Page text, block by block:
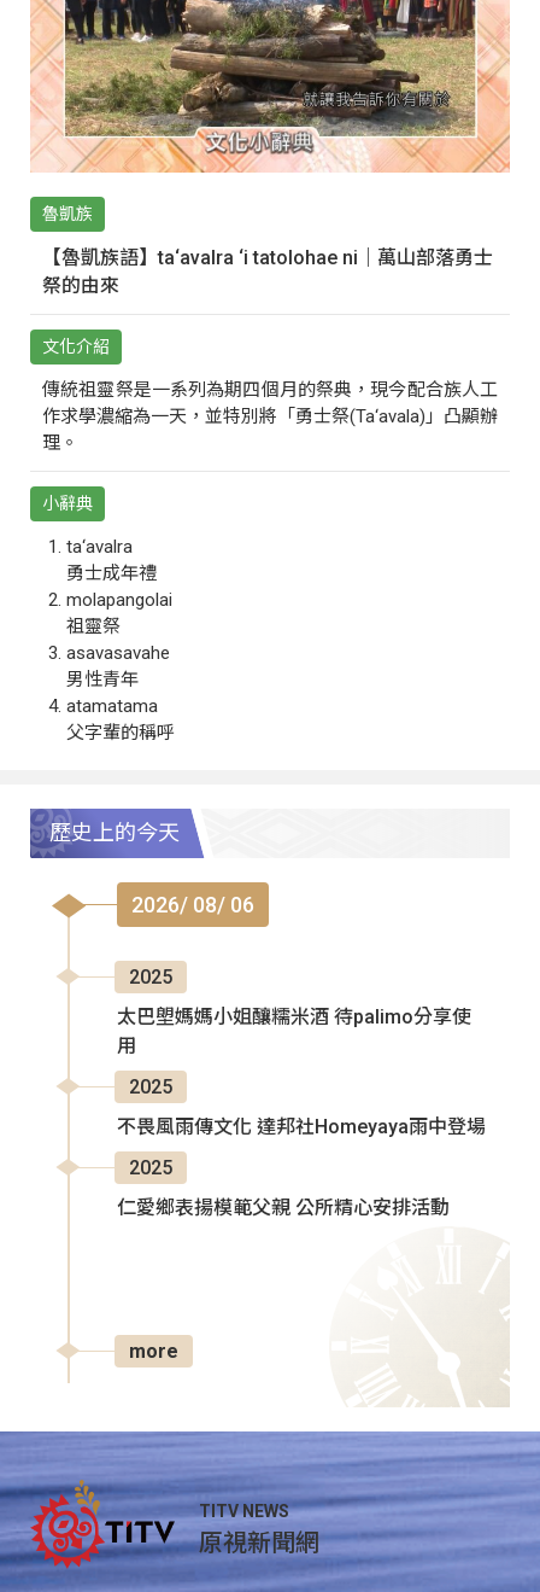
魯凱族
【魯凱族語】ta‘avalra ‘i tatolohae ni｜萬山部落勇士
祭的由來
文化介紹
傳統祖靈祭是一系列為期四個月的祭典，現今配合族人工
作求學濃縮為一天，並特別將「勇士祭(Ta‘avala)」凸顯辦
理。
小辭典
ta‘avalra
勇士成年禮
molapangolai
祖靈祭
asavasavahe
男性青年
atamatama
父字輩的稱呼
歷史上的今天
2026/ 08/ 06
2025
太巴塱媽媽小姐釀糯米酒 待palimo分享使
用
2025
不畏風雨傳文化 達邦社Homeyaya雨中登場
2025
仁愛鄉表揚模範父親 公所精心安排活動
more
TITV NEWS
原視新聞網